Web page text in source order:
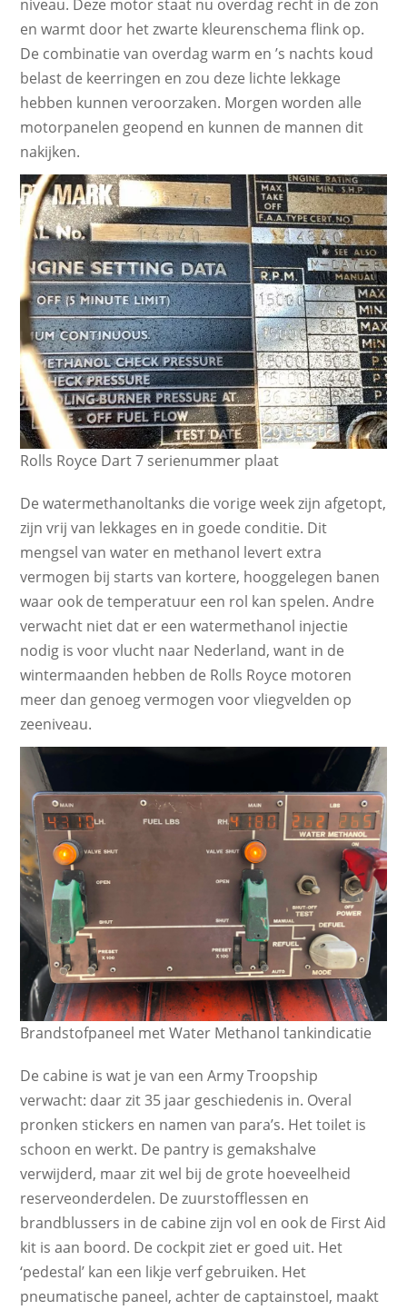
niveau. Deze motor staat nu overdag recht in de zon
en warmt door het zwarte kleurenschema flink op.
De combinatie van overdag warm en ’s nachts koud
belast de keerringen en zou deze lichte lekkage
hebben kunnen veroorzaken. Morgen worden alle
motorpanelen geopend en kunnen de mannen dit
nakijken.
Rolls Royce Dart 7 serienummer plaat
De watermethanoltanks die vorige week zijn afgetopt,
zijn vrij van lekkages en in goede conditie. Dit
mengsel van water en methanol levert extra
vermogen bij starts van kortere, hooggelegen banen
waar ook de temperatuur een rol kan spelen. Andre
verwacht niet dat er een watermethanol injectie
nodig is voor vlucht naar Nederland, want in de
wintermaanden hebben de Rolls Royce motoren
meer dan genoeg vermogen voor vliegvelden op
zeeniveau.
Brandstofpaneel met Water Methanol tankindicatie
De cabine is wat je van een Army Troopship
verwacht: daar zit 35 jaar geschiedenis in. Overal
pronken stickers en namen van para’s. Het toilet is
schoon en werkt. De pantry is gemakshalve
verwijderd, maar zit wel bij de grote hoeveelheid
reserveonderdelen. De zuurstofflessen en
brandblussers in de cabine zijn vol en ook de First Aid
kit is aan boord. De cockpit ziet er goed uit. Het
‘pedestal’ kan een likje verf gebruiken. Het
pneumatische paneel, achter de captainstoel, maakt